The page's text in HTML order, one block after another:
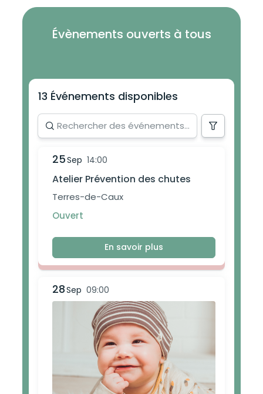
Évènements ouverts à tous
13 Événements disponibles
25Sep 14:00
Atelier Prévention des chutes
Terres-de-Caux
Ouvert
En savoir plus
28Sep 09:00